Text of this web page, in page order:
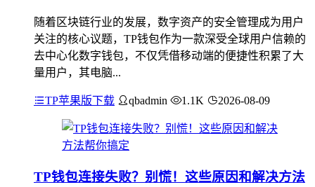
随着区块链行业的发展，数字资产的安全管理成为用户
关注的核心议题，TP钱包作为一款深受全球用户信赖的
去中心化数字钱包，不仅凭借移动端的便捷性积累了大
量用户，其电脑...
TP苹果版下载 qbadmin 1.1K 2026-08-09
TP钱包连接失败？别慌！这些原因和解决方法